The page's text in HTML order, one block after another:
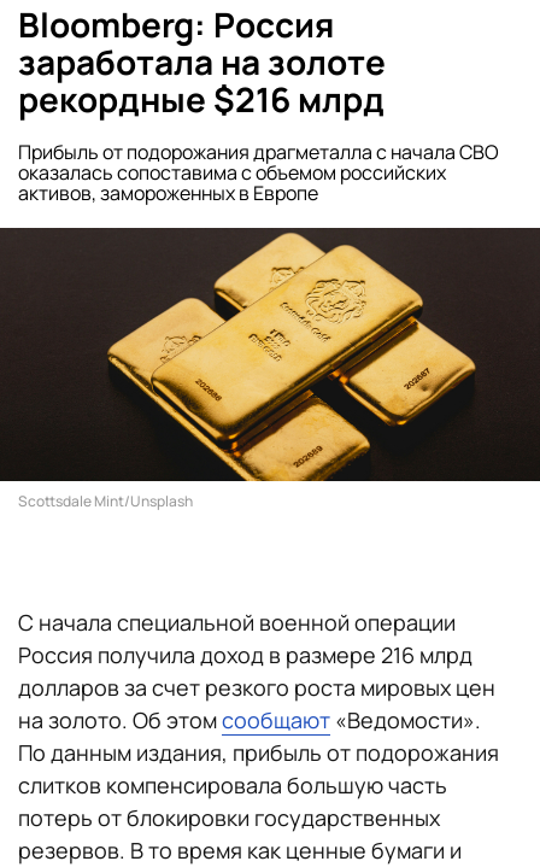
Bloomberg: Россия
заработала на золоте
рекордные $216 млрд
Прибыль от подорожания драгметалла с начала СВО
оказалась сопоставима с объемом российских
активов, замороженных в Европе
Scottsdale Mint/Unsplash
С начала специальной военной операции
Россия получила доход в размере 216 млрд
долларов за счет резкого роста мировых цен
на золото. Об этомсообщают «Ведомости».
По данным издания, прибыль от подорожания
слитков компенсировала большую часть
потерь от блокировки государственных
резервов. В то время как ценные бумаги и